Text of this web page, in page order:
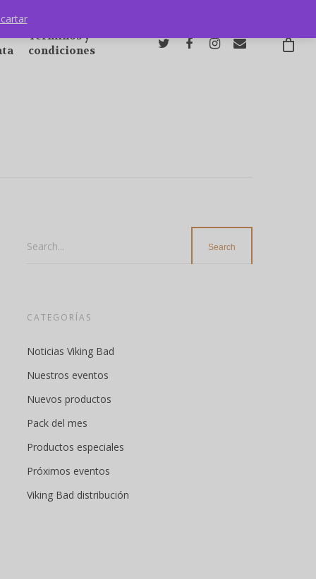
Términos y
condiciones
Search...
CATEGORÍAS
Noticias Viking Bad
Nuestros eventos
Nuevos productos
Pack del mes
Productos especiales
Próximos eventos
Viking Bad distribución